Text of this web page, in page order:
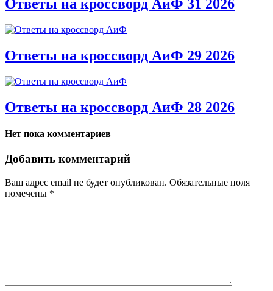
Ответы на кроссворд АиФ 31 2026
Ответы на кроссворд АиФ 29 2026
Ответы на кроссворд АиФ 28 2026
Нет пока комментариев
Добавить комментарий
Ваш адрес email не будет опубликован. Обязательные поля
помечены *